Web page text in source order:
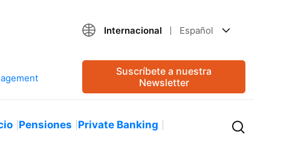
Internacional Español
Suscríbete a nuestra
Newsletter
Pensiones Private Banking